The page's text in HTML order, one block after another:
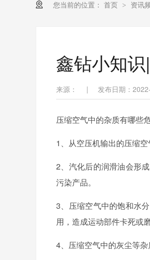
您当前的位置： 首页 > 资讯
鑫钻小知
来源： | 发布日期：
压缩空气中的杂质有哪些
1、从空压机输出的压缩
2、汽化后的润滑油会形
污染产品。
3、压缩空气中的饱和水
用，造成运动部件卡死或
4、压缩空气中的灰尘等